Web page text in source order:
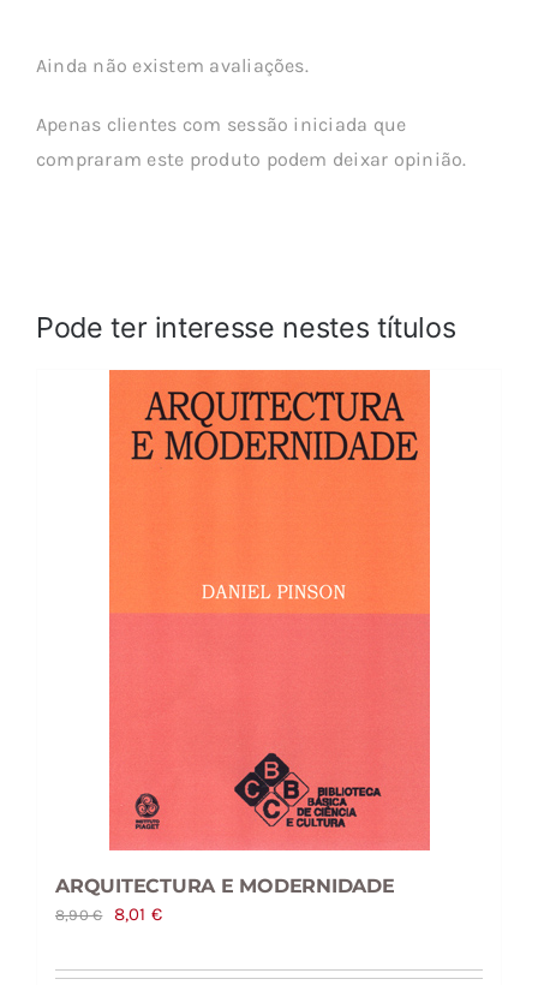
Ainda não existem avaliações.
Apenas clientes com sessão iniciada que
compraram este produto podem deixar opinião.
Pode ter interesse nestes títulos
ARQUITECTURA E MODERNIDADE
8,90€
O
original
8,01 €O
atual